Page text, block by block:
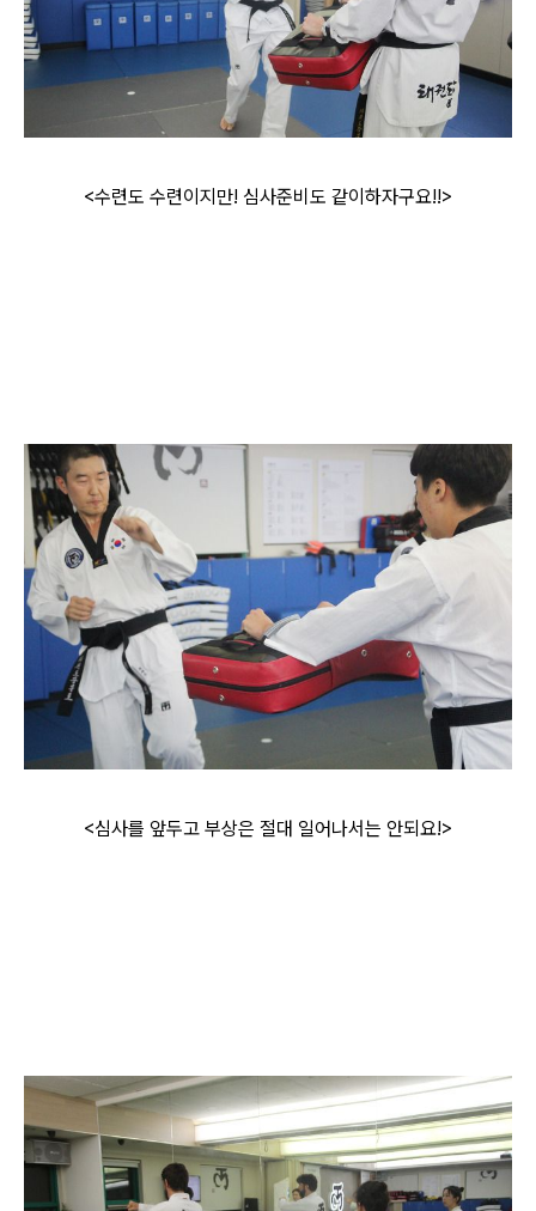
<수련도 수련이지만! 심사준비도 같이하자구요!!>
<심사를 앞두고 부상은 절대 일어나서는 안되요!>